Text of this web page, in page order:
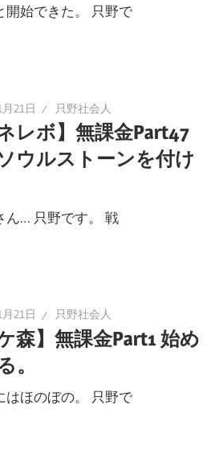
開始できた。 只野で
21日 只野社会人
ネレボ】無課金Part47
ウルストーンを付け
ん… 只野です。 戦
21日 只野社会人
ケ森】無課金Part1 始め
。
はほのぼの。 只野で